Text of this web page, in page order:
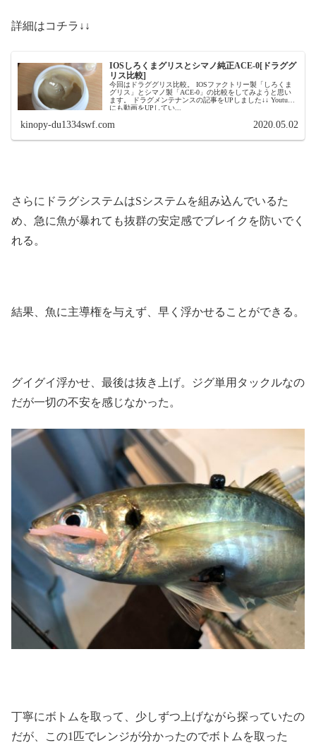
詳細はコチラ↓↓
IOSしろくまグリスとシマノ純正ACE-0[ドラググ
リス比較]
今回はドラググリス比較。 IOSファクトリー製「しろくま
グリス」とシマノ製「ACE-0」の比較をしてみようと思い
ます。 ドラグメンテナンスの記事をUPしました↓↓ Youtube
にも動画をUPしてい...
kinopy-du1334swf.com 2020.05.02
さらにドラグシステムはSシステムを組み込んでいるた
め、急に魚が暴れても抜群の安定感でブレイクを防いでく
れる。
結果、魚に主導権を与えず、早く浮かせることができる。
グイグイ浮かせ、最後は抜き上げ。ジグ単用タックルなの
だが一切の不安を感じなかった。
丁寧にボトムを取って、少しずつ上げながら探っていたの
だが、この1匹でレンジが分かったのでボトムを取った